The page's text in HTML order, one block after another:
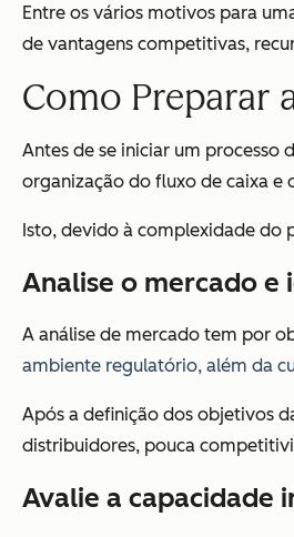
Entre os vários motivos para
de vantagens competitivas,
Como Preparar
Antes de se iniciar um processo
organização do fluxo de caixa e
Isto, devido à complexidade do
Analise o mercado
A análise de mercado tem por
ambiente regulatório, além da
Após a definição dos objetivos
distribuidores, pouca
Avalie a capacidade